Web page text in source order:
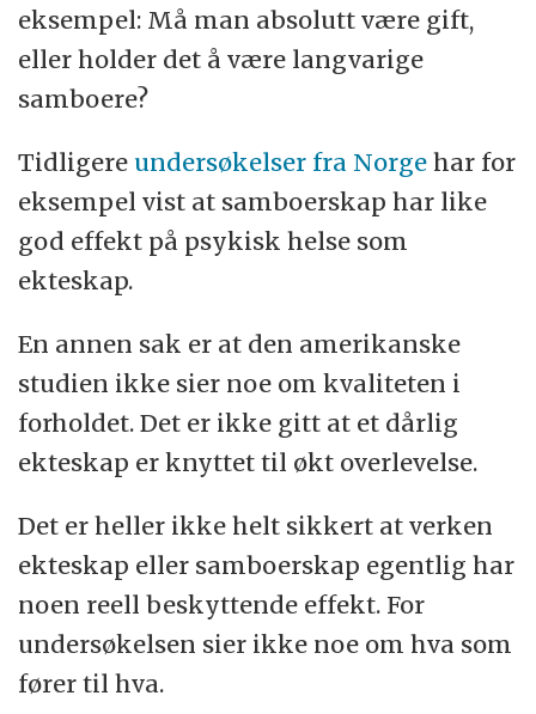
eksempel: Må man absolutt være gift,
eller holder det å være langvarige
samboere?
Tidligere undersøkelser fra Norgehar for
eksempel vist at samboerskap har like
god effekt på psykisk helse som
ekteskap.
En annen sak er at den amerikanske
studien ikke sier noe om kvaliteten i
forholdet. Det er ikke gitt at et dårlig
ekteskap er knyttet til økt overlevelse.
Det er heller ikke helt sikkert at verken
ekteskap eller samboerskap egentlig har
noen reell beskyttende effekt. For
undersøkelsen sier ikke noe om hva som
fører til hva.